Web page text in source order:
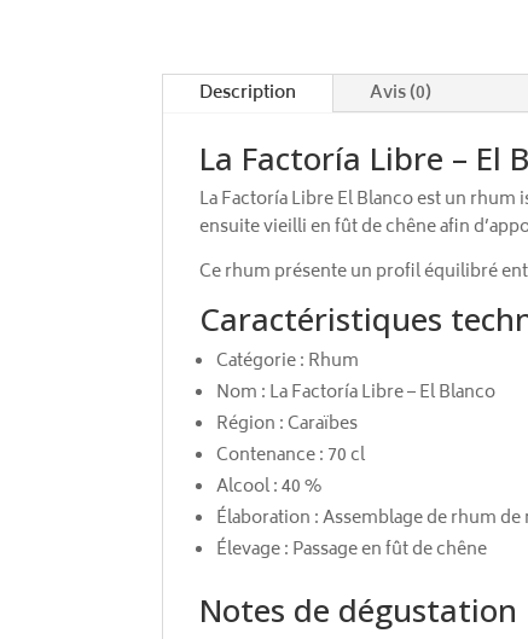
Description Avis (0)
La Factoría Libre – El
La Factoría Libre El Blanco est un rhum
ensuite vieilli en fût de chêne afin
Ce rhum présente un profil équilibré
Caractéristiques
Catégorie : Rhum
Nom : La Factoría Libre – El Blanco
Région : Caraïbes
Contenance : 70 cl
Alcool : 40 %
Élaboration : Assemblage de rhum
Élevage : Passage en fût de chêne
Notes de dégustation